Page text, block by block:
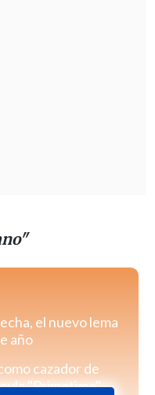
el nuevo lema
año
cazador de
"Primetime"